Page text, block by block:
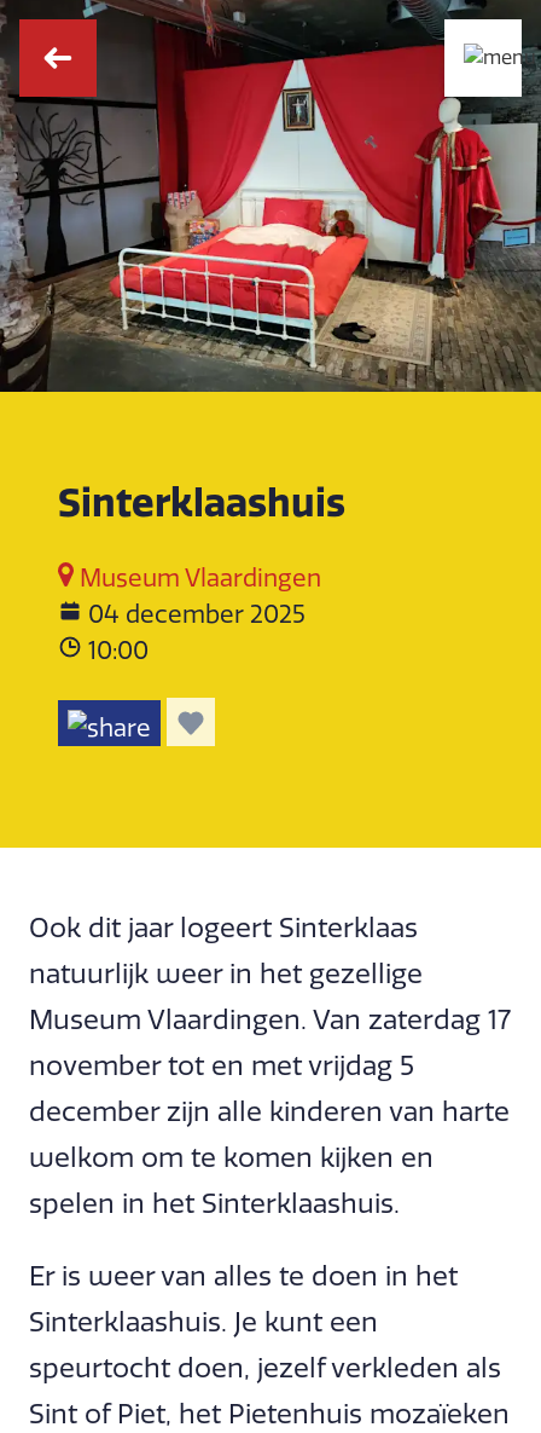
Sinterklaashuis
Museum Vlaardingen
04 december 2025
10:00
Ook dit jaar logeert Sinterklaas
natuurlijk weer in het gezellige
Museum Vlaardingen. Van zaterdag 17
november tot en met vrijdag 5
december zijn alle kinderen van harte
welkom om te komen kijken en
spelen in het Sinterklaashuis.
Er is weer van alles te doen in het
Sinterklaashuis. Je kunt een
speurtocht doen, jezelf verkleden als
Sint of Piet, het Pietenhuis mozaïeken